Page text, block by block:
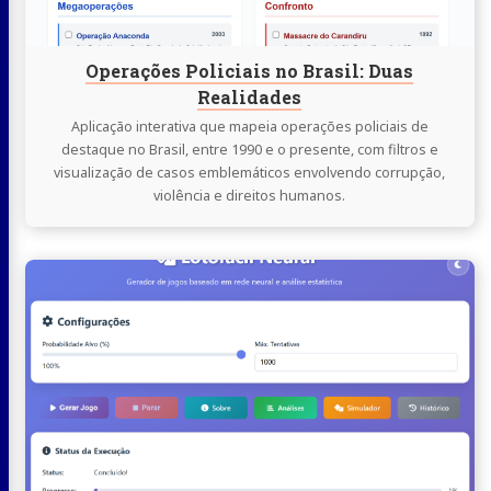
Operações Policiais no Brasil: Duas
Realidades
Aplicação interativa que mapeia operações policiais de
destaque no Brasil, entre 1990 e o presente, com filtros e
visualização de casos emblemáticos envolvendo corrupção,
violência e direitos humanos.
Realidades
Continue
lendo
Lotofacil
Rede
Neural